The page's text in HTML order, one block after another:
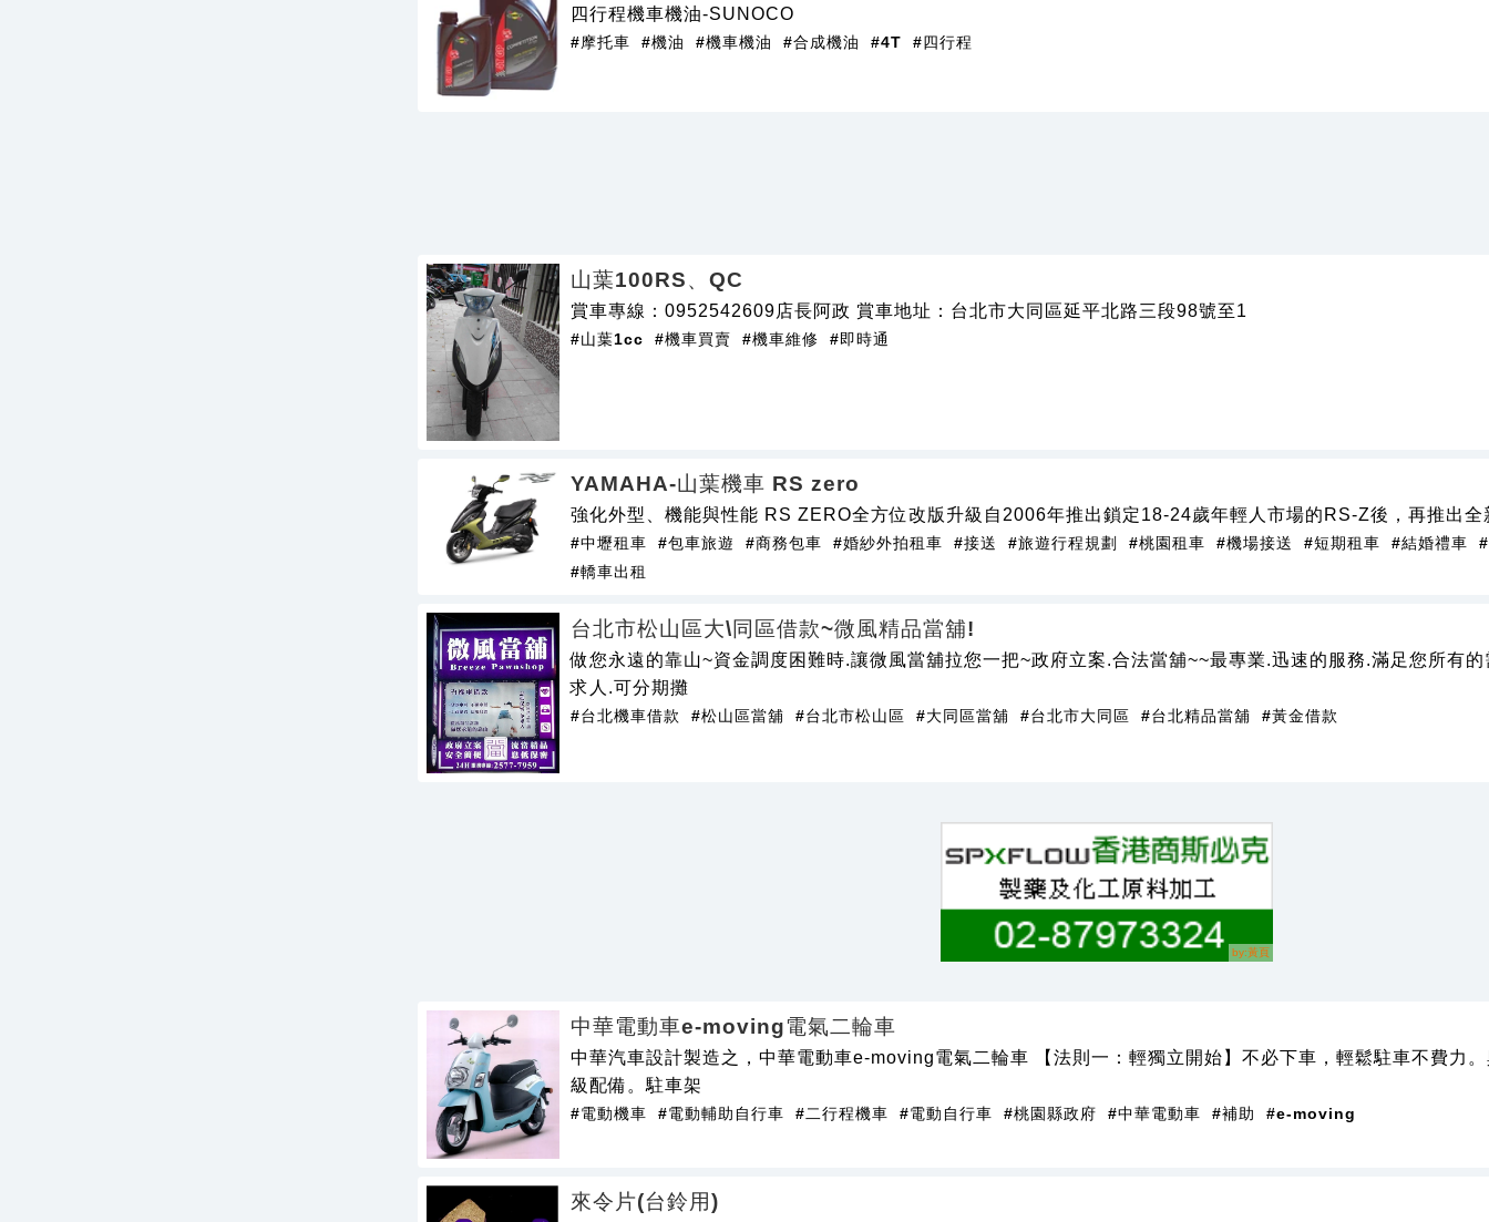
四行程機車機油-SUNOCO
#摩托車 #機油 #機車機油 #合成機油 #4T #四行程
山葉100RS、QC
賞車專線：0952542609店長阿政 賞車地址：台北市大同區延平北路三段98號至1
#山葉1cc #機車買賣 #機車維修 #即時通
YAMAHA-山葉機車 RS zero
強化外型、機能與性能 RS ZERO全方位改版升級自2006年推出鎖定18-24歲年輕人市場的RS-Z後，再推出全
#中壢租車 #包車旅遊 #商務包車 #婚紗外拍租車 #接送 #旅遊行程規劃 #桃園租車 #機場接送 #短期租車 #結婚禮車
#轎車出租
台北市松山區大\同區借款~微風精品當舖!
做您永遠的靠山~資金調度困難時.讓微風當舖拉您一把~政府立案.合法當舖~~最專業.迅速的服務.滿足您所有
求人.可分期攤
#台北機車借款 #松山區當舖 #台北市松山區 #大同區當舖 #台北市大同區 #台北精品當舖 #黃金借款
中華電動車e-moving電氣二輪車
中華汽車設計製造之，中華電動車e-moving電氣二輪車 【法則一：輕獨立開始】不必下車，輕鬆駐車不費力
級配備。駐車架
#電動機車 #電動輔助自行車 #二行程機車 #電動自行車 #桃園縣政府 #中華電動車 #補助 #e-moving
來令片(台鈴用)